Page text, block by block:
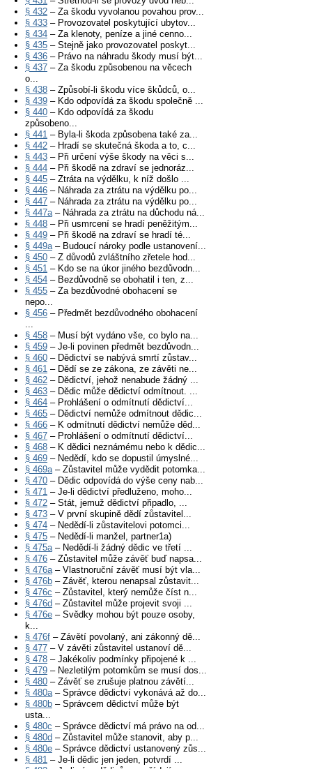
§ 432 – Za škodu vyvolanou povahou prov...
§ 433 – Provozovatel poskytující ubytov...
§ 434 – Za klenoty, peníze a jiné cenno...
§ 435 – Stejně jako provozovatel poskyt...
§ 436 – Právo na náhradu škody musí být...
§ 437 – Za škodu způsobenou na věcech
o...
§ 438 – Způsobí-li škodu více škůdců, o...
§ 439 – Kdo odpovídá za škodu společně ...
§ 440 – Kdo odpovídá za škodu
způsobeno...
§ 441 – Byla-li škoda způsobena také za...
§ 442 – Hradí se skutečná škoda a to, c...
§ 443 – Při určení výše škody na věci s...
§ 444 – Při škodě na zdraví se jednoráz...
§ 445 – Ztráta na výdělku, k níž došlo ...
§ 446 – Náhrada za ztrátu na výdělku po...
§ 447 – Náhrada za ztrátu na výdělku po...
§ 447a– Náhrada za ztrátu na důchodu ná...
§ 448 – Při usmrcení se hradí peněžitým...
§ 449 – Při škodě na zdraví se hradí té...
§ 449a– Budoucí nároky podle ustanovení...
§ 450 – Z důvodů zvláštního zřetele hod...
§ 451 – Kdo se na úkor jiného bezdůvodn...
§ 454 – Bezdůvodně se obohatil i ten, z...
§ 455 – Za bezdůvodné obohacení se
nepo...
§ 456 – Předmět bezdůvodného obohacení
...
§ 458 – Musí být vydáno vše, co bylo na...
§ 459 – Je-li povinen předmět bezdůvodn...
§ 460 – Dědictví se nabývá smrtí zůstav...
§ 461 – Dědí se ze zákona, ze závěti ne...
§ 462 – Dědictví, jehož nenabude žádný ...
§ 463 – Dědic může dědictví odmítnout. ...
§ 464 – Prohlášení o odmítnutí dědictví...
§ 465 – Dědictví nemůže odmítnout dědic...
§ 466 – K odmítnutí dědictví nemůže děd...
§ 467 – Prohlášení o odmítnutí dědictví...
§ 468 – K dědici neznámému nebo k dědic...
§ 469 – Nedědí, kdo se dopustil úmyslné...
§ 469a– Zůstavitel může vydědit potomka...
§ 470 – Dědic odpovídá do výše ceny nab...
§ 471 – Je-li dědictví předluženo, moho...
§ 472 – Stát, jemuž dědictví připadlo, ...
§ 473 – V první skupině dědí zůstavitel...
§ 474 – Nedědí-li zůstavitelovi potomci...
§ 475 – Nedědí-li manžel, partner1a)
§ 475a– Nedědí-li žádný dědic ve třetí ...
§ 476 – Zůstavitel může závěť buď napsa...
§ 476a– Vlastnoruční závěť musí být vla...
§ 476b – Závěť, kterou nenapsal zůstavit...
§ 476c – Zůstavitel, který nemůže číst n...
§ 476d – Zůstavitel může projevit svoji ...
§ 476e – Svědky mohou být pouze osoby,
k...
§ 476f – Závětí povolaný, ani zákonný dě...
§ 477 – V závěti zůstavitel ustanoví dě...
§ 478 – Jakékoliv podmínky připojené k ...
§ 479 – Nezletilým potomkům se musí dos...
§ 480 – Závěť se zrušuje platnou závětí...
§ 480a– Správce dědictví vykonává až do...
§ 480b – Správcem dědictví může být
usta...
§ 480c – Správce dědictví má právo na od...
§ 480d – Zůstavitel může stanovit, aby p...
§ 480e – Správce dědictví ustanovený zůs...
§ 481 – Je-li dědic jen jeden, potvrdí ...